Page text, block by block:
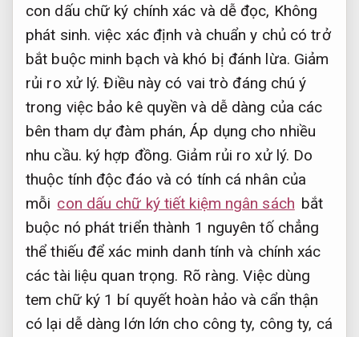
con dấu chữ ký chính xác và dễ đọc, Không
phát sinh. việc xác định và chuẩn y chủ có trở
bắt buộc minh bạch và khó bị đánh lừa. Giảm
rủi ro xử lý. Điều này có vai trò đáng chú ý
trong việc bảo kê quyền và dễ dàng của các
bên tham dự đàm phán,Áp dụng cho nhiều
nhu cầu. ký hợp đồng. Giảm rủi ro xử lý. Do
thuộc tính độc đáo và có tính cá nhân của
mỗi con dấu chữ ký tiết kiệm ngân sách bắt
buộc nó phát triển thành 1 nguyên tố chẳng
thể thiếu để xác minh danh tính và chính xác
các tài liệu quan trọng. Rõ ràng. Việc dùng
tem chữ ký 1 bí quyết hoàn hảo và cẩn thận
có lại dễ dàng lớn lớn cho công ty, công ty, cá